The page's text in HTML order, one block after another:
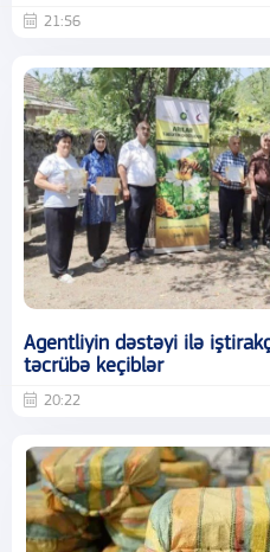
21:56
Agentliyin dəstəyi ilə
təcrübə keçiblər
20:22